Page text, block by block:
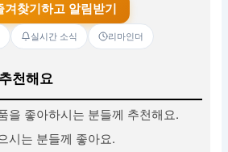
겨찾기하고 알림받기
실시간 소식 리마인더
천해요
을 좋아하시는 분들께 추천해요.
시는 분들께 좋아요.